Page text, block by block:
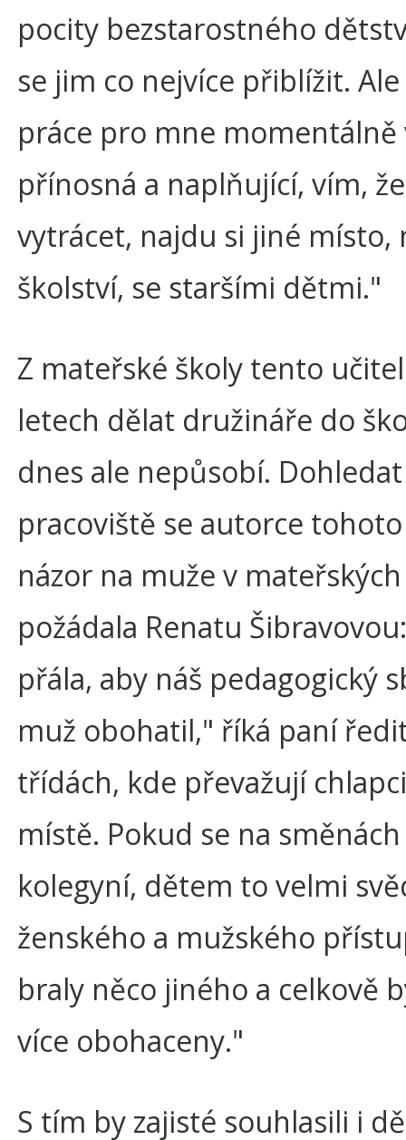
pocity bezstarostného
se jim co nejvíce přiblížit.
práce pro mne momentálně
přínosná a naplňující, vím,
vytrácet, najdu si jiné místo,
školství, se staršími dětmi."
Z mateřské školy tento
letech dělat družináře do
dnes ale nepůsobí.
pracoviště se autorce
názor na muže v
požádala Renatu
přála, aby náš pedagogický
muž obohatil," říká paní
třídách, kde převažují
místě. Pokud se na
kolegyní, dětem to velmi
ženského a mužského
braly něco jiného a celkově
více obohaceny."
S tím by zajisté souhlasili i